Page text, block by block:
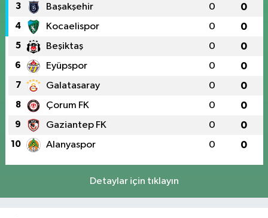
3 Başakşehir 0 0
4 Kocaelispor 0 0
5 Beşiktaş 0 0
6 Eyüpspor 0 0
7 Galatasaray 0 0
8 Çorum FK 0 0
9 Gaziantep FK 0 0
10 Alanyaspor 0 0
Detaylar için tıklayın